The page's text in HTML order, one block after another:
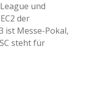
und
der
ist Messe-Pokal,
steht für